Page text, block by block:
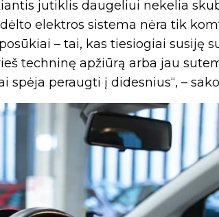
jutiklis daugeliui nekelia
elektros sistema nėra tik
– tai, kas tiesiogiai susiję
techninę apžiūrą arba jau
peraugti į didesnius“, –